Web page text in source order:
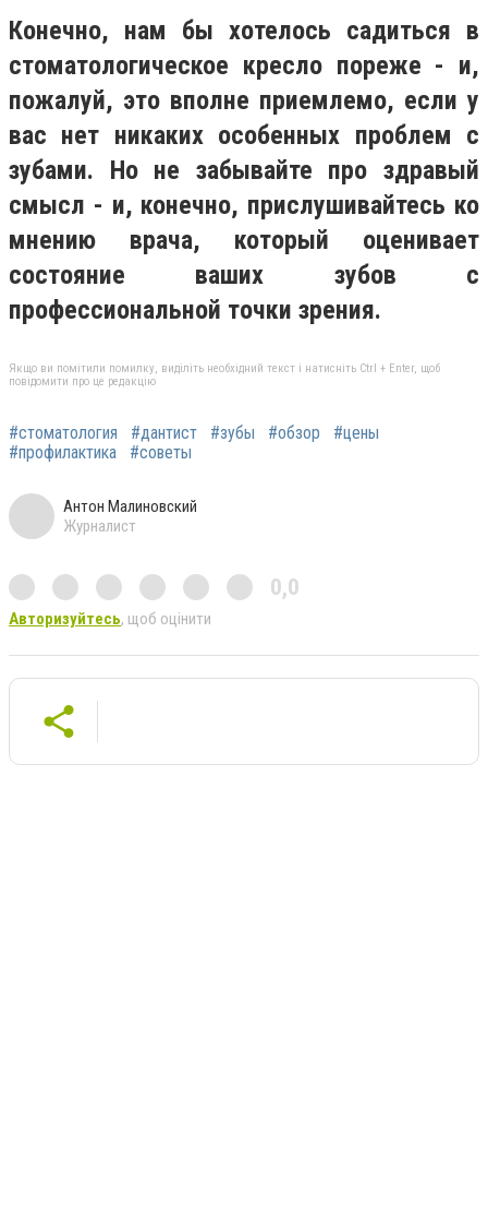
Конечно, нам бы хотелось садиться в
стоматологическое кресло пореже - и,
пожалуй, это вполне приемлемо, если у
вас нет никаких особенных проблем с
зубами. Но не забывайте про здравый
смысл - и, конечно, прислушивайтесь ко
мнению врача, который оценивает
состояние ваших зубов с
профессиональной точки зрения.
Якщо ви помітили помилку, виділіть необхідний текст і натисніть Ctrl + Enter, щоб
повідомити про це редакцію
#стоматология #дантист #зубы #обзор
#цены
#профилактика
#советы
Антон Малиновский
Журналист
0,0
Авторизуйтесь, щоб оцінити